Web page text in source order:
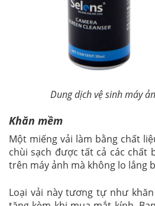
Dung dịch vệ sinh máy
Khăn mềm
Một miếng vải làm bằng chất
chùi sạch được tất cả các chất
trên máy ảnh mà không lo lắng
Loại vải này tương tự như